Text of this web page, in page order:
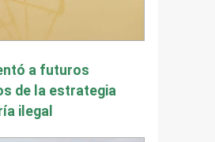
a futuros
de la estrategia
ilegal